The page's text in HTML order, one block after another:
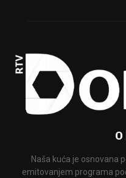
Naša kuća je osnovana
emitovanjem programa